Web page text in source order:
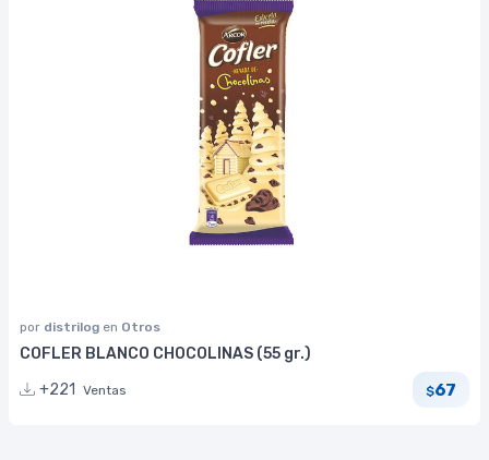
por distrilog en Otros
COFLER BLANCO CHOCOLINAS (55 gr.)
+221
Ventas $67